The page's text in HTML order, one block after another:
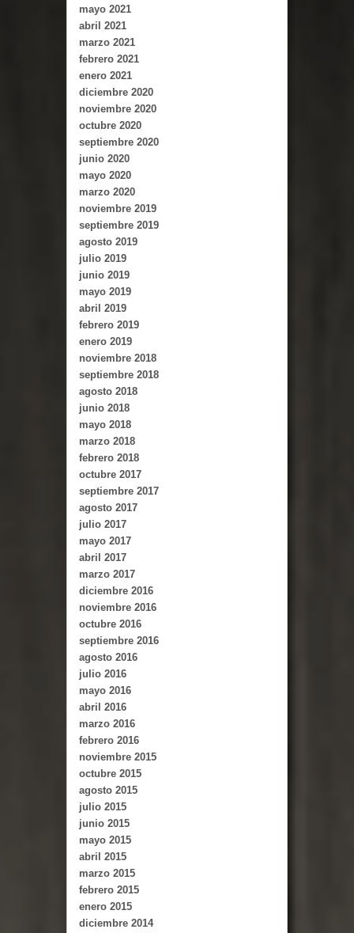
mayo 2021
abril 2021
marzo 2021
febrero 2021
enero 2021
diciembre 2020
noviembre 2020
octubre 2020
septiembre 2020
junio 2020
mayo 2020
marzo 2020
noviembre 2019
septiembre 2019
agosto 2019
julio 2019
junio 2019
mayo 2019
abril 2019
febrero 2019
enero 2019
noviembre 2018
septiembre 2018
agosto 2018
junio 2018
mayo 2018
marzo 2018
febrero 2018
octubre 2017
septiembre 2017
agosto 2017
julio 2017
mayo 2017
abril 2017
marzo 2017
diciembre 2016
noviembre 2016
octubre 2016
septiembre 2016
agosto 2016
julio 2016
mayo 2016
abril 2016
marzo 2016
febrero 2016
noviembre 2015
octubre 2015
agosto 2015
julio 2015
junio 2015
mayo 2015
abril 2015
marzo 2015
febrero 2015
enero 2015
diciembre 2014